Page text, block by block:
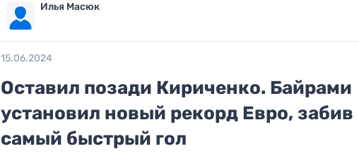
Илья Масюк
15.06.2024
Оставил позади Кириченко. Байрами
установил новый рекорд Евро, забив
самый быстрый гол